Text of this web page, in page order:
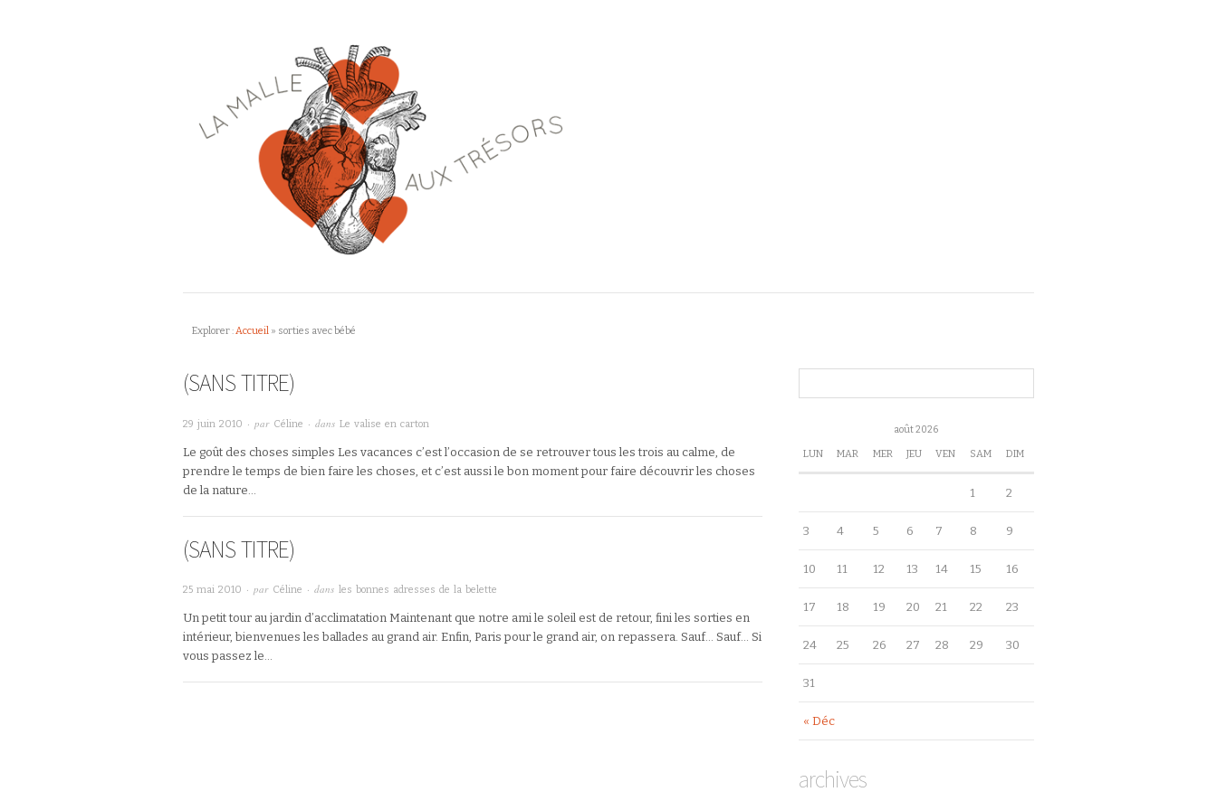
Explorer :Accueil » sorties avec bébé
(SANS TITRE)
29 juin 2010 · par Céline · dans Le valise en carton
Le goût des choses simples Les vacances c’est l’occasion de se retrouver tous les trois au calme, de
prendre le temps de bien faire les choses, et c’est aussi le bon moment pour faire découvrir les choses
de la nature…
(SANS TITRE)
25 mai 2010 · par Céline · dans les bonnes adresses de la belette
Un petit tour au jardin d’acclimatation Maintenant que notre ami le soleil est de retour, fini les sorties en
intérieur, bienvenues les ballades au grand air. Enfin, Paris pour le grand air, on repassera. Sauf… Sauf… Si
vous passez le…
août 2026
LUN MAR MER JEU VEN SAM DIM
« Déc
1 2
3 4 5 6 7 8 9
10 11 12 13 14 15 16
17 18 19 20 21 22 23
24 25 26 27 28 29 30
31
archives